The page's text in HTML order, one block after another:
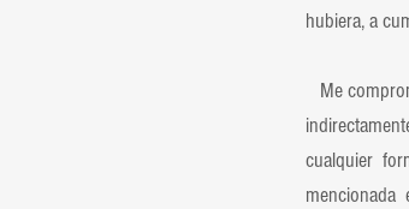
hubiera, a
Me
cualquier
mencionada